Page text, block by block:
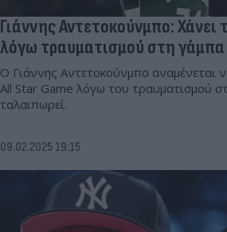
Γιάννης Αντετοκούνμπο: Χάνει
λόγω τραυματισμού στη γάμπα
Ο Γιάννης Αντετοκούνμπο αναμένεται
All Star Game λόγω του τραυματισμού
ταλαιπωρεί.
09.02.2025 19:15